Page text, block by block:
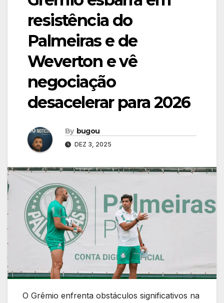
resistência do
Palmeiras e de
Weverton e vê
negociação
desacelerar para 2026
By bugou
DEZ 3, 2025
O Grêmio enfrenta obstáculos significativos na